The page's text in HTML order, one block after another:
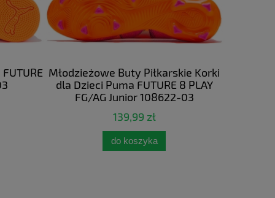
Młodzieżowe Buty Piłkarskie Korki
dla Dzieci Puma FUTURE 8 PLAY
FG/AG Junior 108622-03
139,99 zł
do koszyka